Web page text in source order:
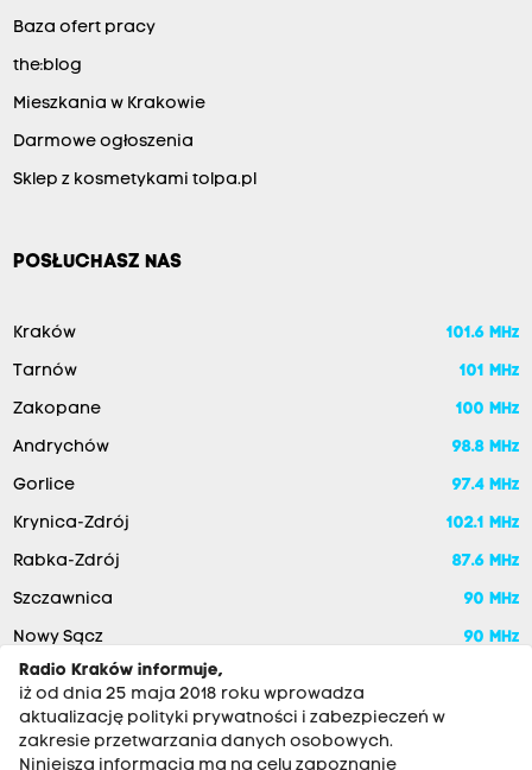
Baza ofert pracy
the:blog
Mieszkania w Krakowie
Darmowe ogłoszenia
Sklep z kosmetykami tolpa.pl
POSŁUCHASZ NAS
Kraków 101.6 MHz
Tarnów 101 MHz
Zakopane 100 MHz
Andrychów 98.8 MHz
Gorlice 97.4 MHz
Krynica-Zdrój 102.1 MHz
Rabka-Zdrój 87.6 MHz
Szczawnica 90 MHz
Nowy Sącz
90 MHz
Radio Kraków informuje,
iż od dnia 25 maja 2018 roku wprowadza
aktualizację polityki prywatności i zabezpieczeń w
zakresie przetwarzania danych osobowych.
Niniejsza informacja ma na celu zapoznanie